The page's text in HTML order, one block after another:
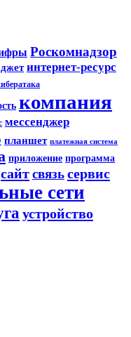
Роскомнадзор
интернет-ресурс
компания
мессенджер
планшет платежная система
приложение программа
сайтсвязьсервис
сети
устройство